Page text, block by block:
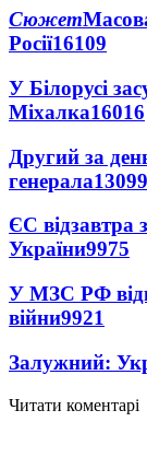
Сюжет
Росії16109
У Білорусі
Міхалка16016
Другий за
генерала13099
ЄС відзавтра
України9975
У МЗС РФ
війни9921
Залужний:
Читати коментарі